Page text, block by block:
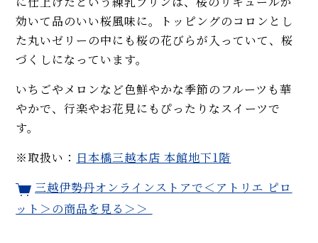
効いて品のいい桜風味に。トッピングのコロンとし
た丸いゼリーの中にも桜の花びらが入っていて、桜
づくしになっています。
いちごやメロンなど色鮮やかな季節のフルーツも華
やかで、行楽やお花見にもぴったりなスイーツで
す。
※取扱い： 日本橋三越本店 本館地下1階
三越伊勢丹オンラインストアで＜アトリエ ピロ
ット＞の商品を見る＞＞